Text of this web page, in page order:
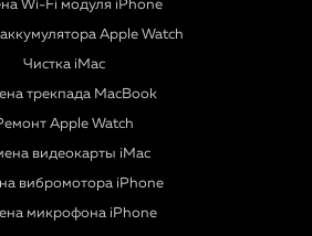
Wi-Fi модуля iPhone
Apple Watch
Чистка iMac
трекпада MacBook
Apple Watch
видеокарты iMac
вибромотора iPhone
микрофона iPhone